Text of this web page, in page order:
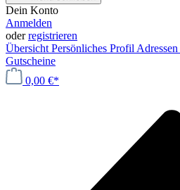
Dein Konto
Anmelden
oderregistrieren
Übersicht Persönliches Profil Adressen
Gutscheine
0,00 €*